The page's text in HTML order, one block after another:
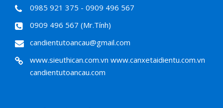
0985 921 375 - 0909 496 567
0909 496 567 (Mr.Tính)
candientutoancau@gmail.com
www.sieuthican.com.vn www.canxetaidientu.com.vn
candientutoancau.com